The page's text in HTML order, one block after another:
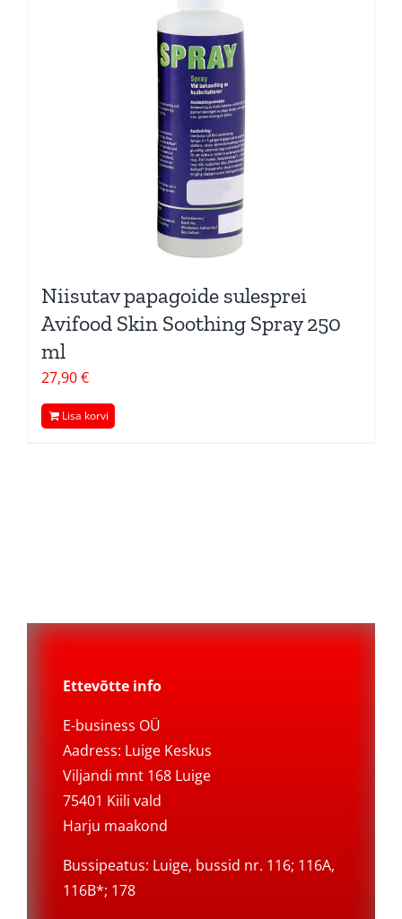
Niisutav papagoide sulesprei
Avifood Skin Soothing Spray 250
ml
27,90€
Lisa korvi
Ettevõtte info
E-business OÜ
Aadress: Luige Keskus
Viljandi mnt 168 Luige
75401 Kiili vald
Harju maakond
Bussipeatus: Luige, bussid nr. 116; 116A,
116B*; 178